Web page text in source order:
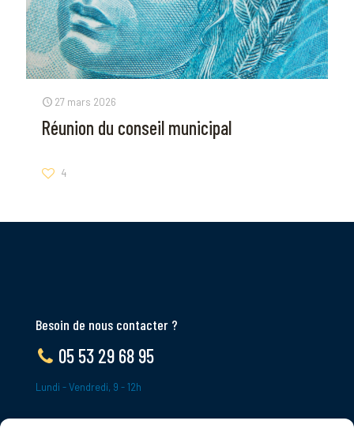
27 mars 2026
Réunion du conseil municipal
4
Besoin de nous contacter ?
05 53 29 68 95
Lundi - Vendredi, 9 - 12h